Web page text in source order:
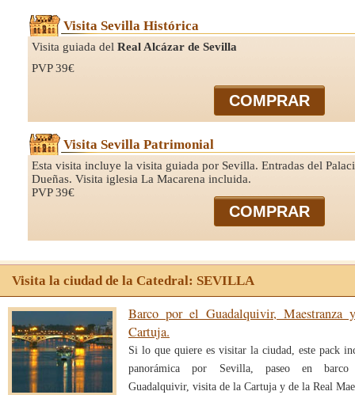
Visita Sevilla Histórica
Visita guiada del Real Alcázar de Sevilla
PVP 39€
COMPRAR
Visita Sevilla Patrimonial
Esta visita incluye la visita guiada por Sevilla. Entradas del
Dueñas. Visita iglesia La Macarena incluida.
PVP 39€
COMPRAR
Visita la ciudad de la Catedral: SEVILLA
Barco por el Guadalquivir, Maestranza y
Cartuja.
Si lo que quiere es visitar la ciudad, este pack
panorámica por Sevilla, paseo en
Guadalquivir, visita de la Cartuja y de la Real